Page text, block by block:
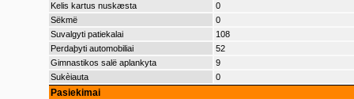
Kelis kartus nuskæsta
0
Sëkmë
0
Suvalgyti patiekalai
108
Perdaþyti automobiliai
52
Gimnastikos salë aplankyta
9
Sukèiauta
0
Pasiekimai